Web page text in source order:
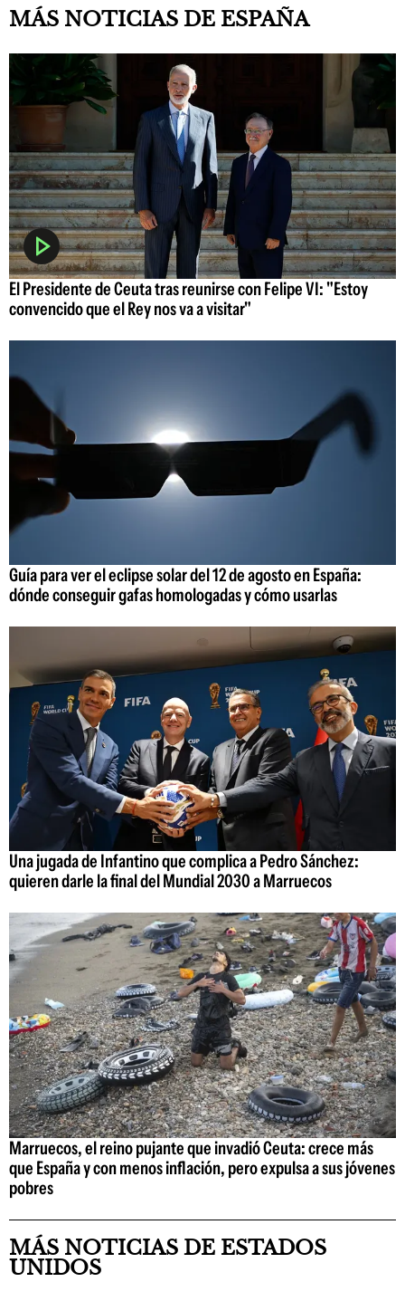
MÁS NOTICIAS DE ESPAÑA
El Presidente de Ceuta tras reunirse con Felipe VI: "Estoy
convencido que el Rey nos va a visitar"
Guía para ver el eclipse solar del 12 de agosto en España:
dónde conseguir gafas homologadas y cómo usarlas
Una jugada de Infantino que complica a Pedro Sánchez:
quieren darle la final del Mundial 2030 a Marruecos
Marruecos, el reino pujante que invadió Ceuta: crece más
que España y con menos inflación, pero expulsa a sus jóvenes
pobres
MÁS NOTICIAS DE ESTADOS
UNIDOS